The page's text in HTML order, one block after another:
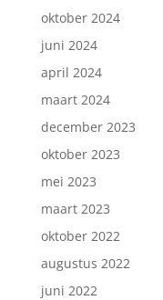
oktober 2024
juni 2024
april 2024
maart 2024
december 2023
oktober 2023
mei 2023
maart 2023
oktober 2022
augustus 2022
juni 2022